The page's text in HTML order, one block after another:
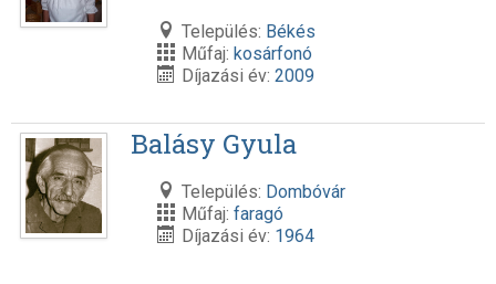
Település: Békés
Műfaj: kosárfonó
Díjazási év: 2009
Balásy Gyula
Település: Dombóvár
Műfaj: faragó
Díjazási év: 1964